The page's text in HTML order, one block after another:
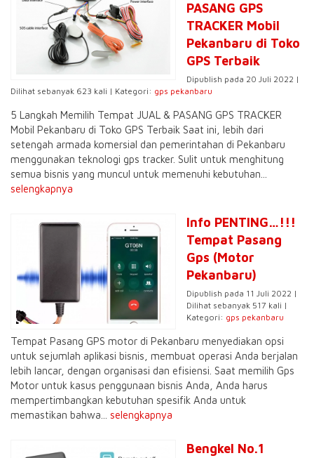
PASANG GPS
TRACKER Mobil
Pekanbaru di Toko
GPS Terbaik
Dipublish pada 20 Juli 2022 |
Dilihat sebanyak 623 kali | Kategori: gps pekanbaru
5 Langkah Memilih Tempat JUAL & PASANG GPS TRACKER
Mobil Pekanbaru di Toko GPS Terbaik Saat ini, lebih dari
setengah armada komersial dan pemerintahan di Pekanbaru
menggunakan teknologi gps tracker. Sulit untuk menghitung
semua bisnis yang muncul untuk memenuhi kebutuhan...
selengkapnya
Info PENTING…!!!
Tempat Pasang
Gps (Motor
Pekanbaru)
Dipublish pada 11 Juli 2022 |
Dilihat sebanyak 517 kali |
Kategori: gps pekanbaru
Tempat Pasang GPS motor di Pekanbaru menyediakan opsi
untuk sejumlah aplikasi bisnis, membuat operasi Anda berjalan
lebih lancar, dengan organisasi dan efisiensi. Saat memilih Gps
Motor untuk kasus penggunaan bisnis Anda, Anda harus
mempertimbangkan kebutuhan spesifik Anda untuk
memastikan bahwa... selengkapnya
Bengkel No.1